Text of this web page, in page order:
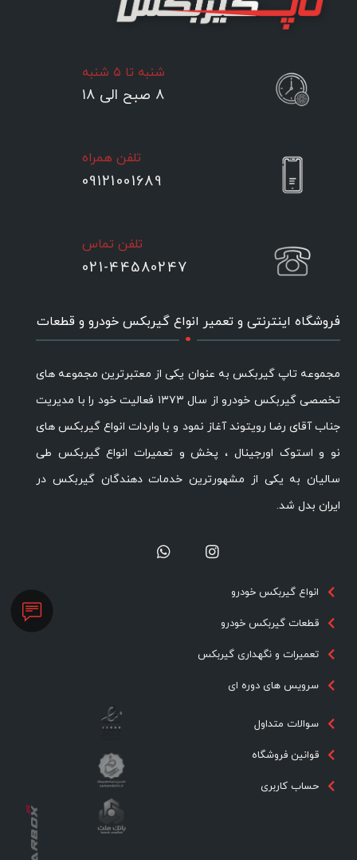
شنبه تا ۵ شنبه
۸ صبح الی ۱۸
تلفن همراه
09121001689
تلفن تماس
021-44580247
فروشگاه اینترنتی و تعمیر انواع گیربکس خودرو و قطعات
.
مجموعه تاپ گیربکس به عنوان یکی از معتبرترین مجموعه های
تخصصی گیربکس خودرو از سال ۱۳۷۳ فعالیت خود را با مدیریت
جناب آقای رضا رویتوند آغاز نمود و با واردات انواع گیربکس های
نو و استوک اورجینال ، پخش و تعمیرات انواع گیربکس طی
سالیان به یکی از مشهورترین خدمات دهندگان گیربکس در
ایران بدل شد.
انواع گیربکس خودرو
قطعات گیربکس خودرو
تعمیرات و نگهداری گیربکس
سرویس های دوره ای
سوالات متداول
قوانین فروشگاه
حساب کاربری